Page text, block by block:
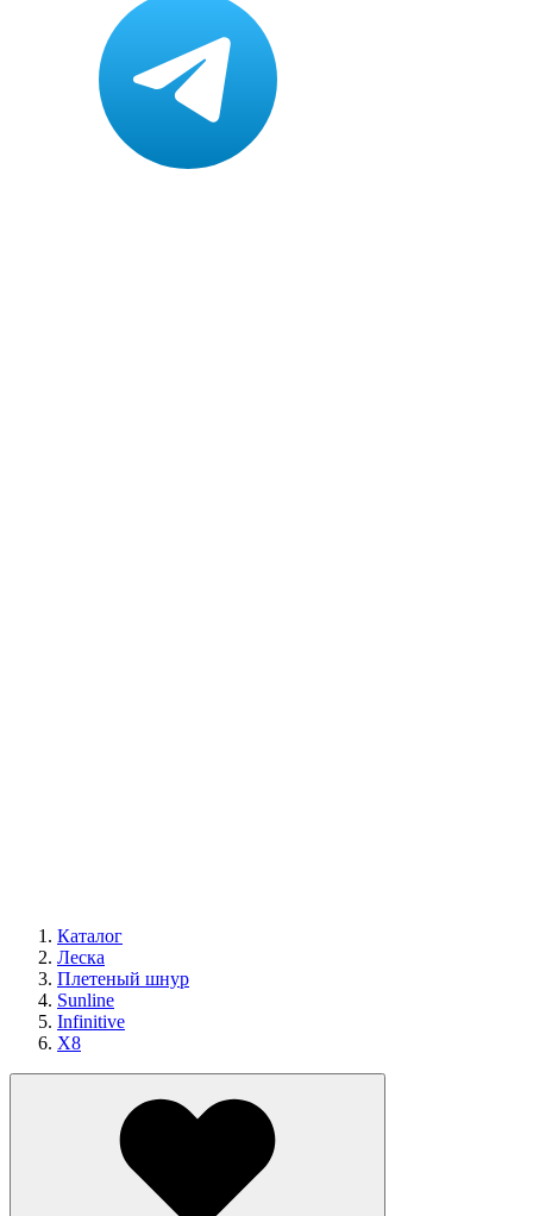
Каталог
Леска
Плетеный шнур
Sunline
Infinitive
X8